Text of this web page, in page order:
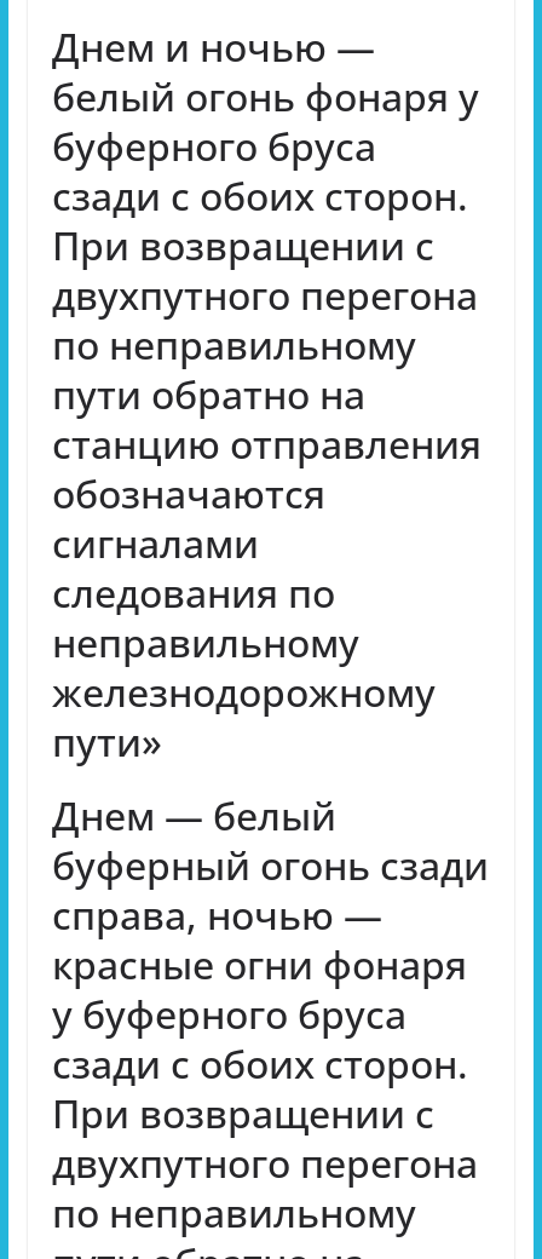
Днем и ночью —
белый огонь фонаря у
буферного бруса
сзади с обоих сторон.
При возвращении с
двухпутного перегона
по неправильному
пути обратно на
станцию отправления
обозначаются
сигналами
следования по
неправильному
железнодорожному
пути»
Днем — белый
буферный огонь сзади
справа, ночью —
красные огни фонаря
у буферного бруса
сзади с обоих сторон.
При возвращении с
двухпутного перегона
по неправильному